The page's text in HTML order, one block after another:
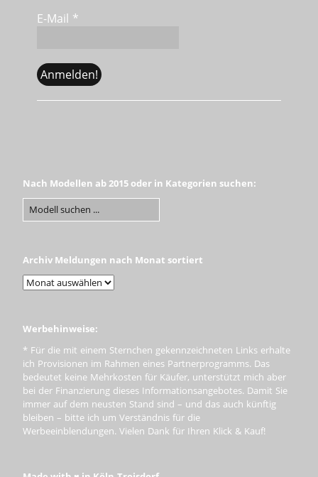
E-Mail *
Nach Modellen ab 2015 oder in Kategorien suchen:
Archiv Meldungen nach Monat sortiert
Werbehinweise:
* Für die mit einem Sternchen gekennzeichneten Links erhalte
ich Provisionen im Rahmen eines Partnerprogramms. Das
bedeutet keine Mehrkosten für Käufer, unterstützt mich aber
bei der Finanzierung dieses Informationsangebotes. Damit Sie
immer auf dem neusten Stand sind – und das auch künftig
bleiben – bitte ich um Verständnis für die
Werbeeinblendungen. Vielen Dank für Ihren Klick & Kauf!